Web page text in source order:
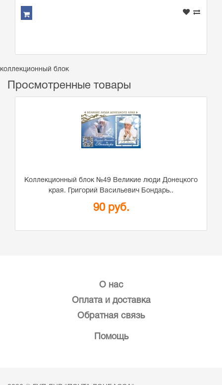
коллекционный блок
Просмотренные товары
Коллекционный блок №49 Великие люди Донецкого
края. Григорий Васильевич Бондарь..
90 руб.
О нас
Оплата и доставка
Обратная связь
Помощь